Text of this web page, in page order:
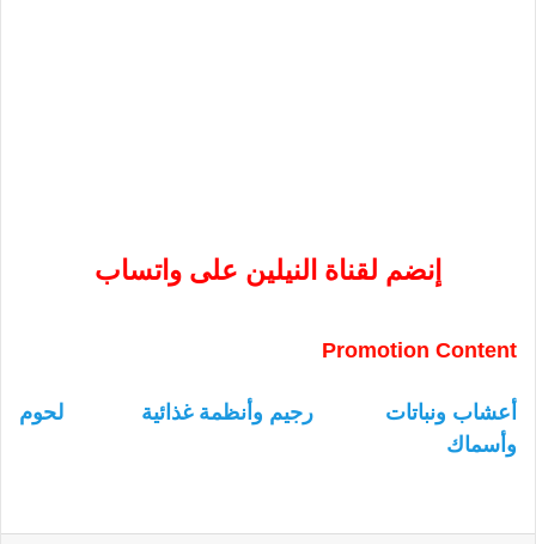
إنضم لقناة النيلين على واتساب
Promotion Content
أعشاب ونباتات رجيم وأنظمة غذائية
لحوم
وأسماك